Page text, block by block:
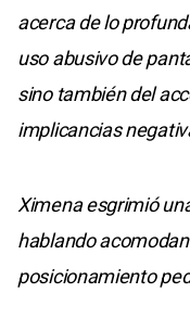
acerca de lo
uso abusivo de
sino también del
implicancias
Ximena esgrimió
hablando
posicionamiento